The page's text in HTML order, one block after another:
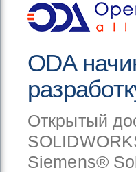
ODA
Открытый
Siemens®